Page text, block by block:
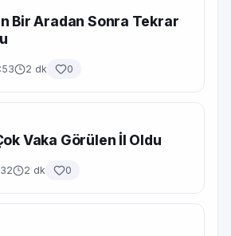
Bir Aradan Sonra Tekrar
2 dk 0
Vaka Görülen İl Oldu
2 dk 0